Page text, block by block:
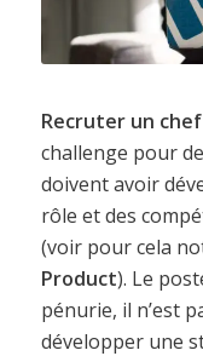
Recruter un
challenge pour
doivent avoir
rôle et des
(voir pour cela
Product). Le
pénurie, il n’est
développer une